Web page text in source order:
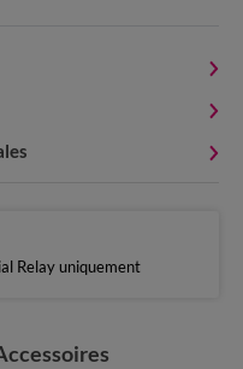
Relay uniquement